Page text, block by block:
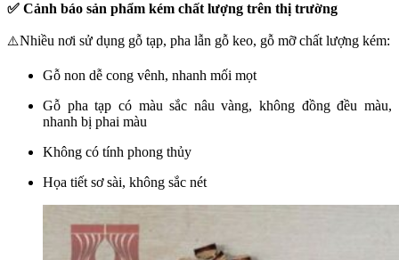
✅ Cảnh báo sản phẩm kém chất lượng trên thị trường
⚠️Nhiều nơi sử dụng gỗ tạp, pha lẫn gỗ keo, gỗ mỡ chất lượng kém:
Gỗ non dễ cong vênh, nhanh mối mọt
Gỗ pha tạp có màu sắc nâu vàng, không đồng đều màu,
nhanh bị phai màu
Không có tính phong thủy
Họa tiết sơ sài, không sắc nét